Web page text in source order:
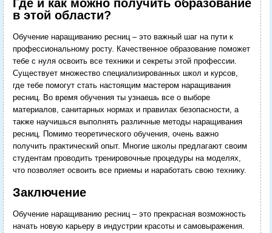
Где и как можно получить образование
в этой области?
Обучение наращиванию ресниц – это важный шаг на пути к
профессиональному росту. Качественное образование поможет
тебе с нуля освоить все техники и секреты этой профессии.
Существует множество специализированных школ и курсов,
где тебе помогут стать настоящим мастером наращивания
ресниц. Во время обучения ты узнаешь все о выборе
материалов, санитарных нормах и правилах безопасности, а
также научишься выполнять различные методы наращивания
ресниц. Помимо теоретического обучения, очень важно
получить практический опыт. Многие школы предлагают своим
студентам проводить тренировочные процедуры на моделях,
что позволяет освоить все приемы и наработать свою технику.
Заключение
Обучение наращиванию ресниц – это прекрасная возможность
начать новую карьеру в индустрии красоты и самовыражения.